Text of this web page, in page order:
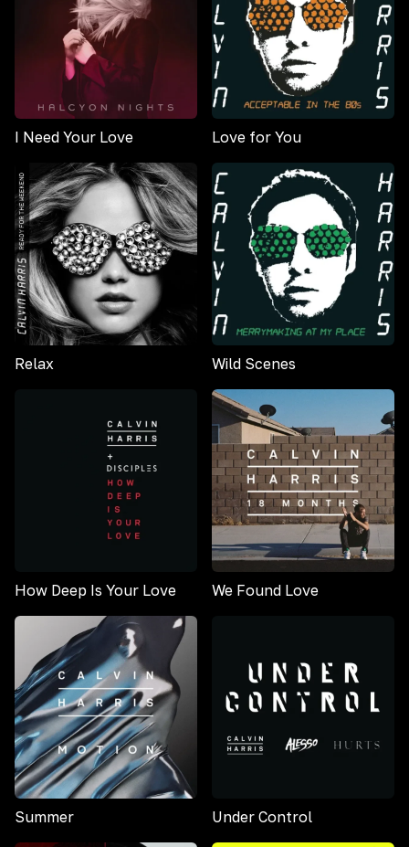
I Need Your Love Love for You
Relax Wild Scenes
How Deep Is Your Love We Found Love
Summer Under Control